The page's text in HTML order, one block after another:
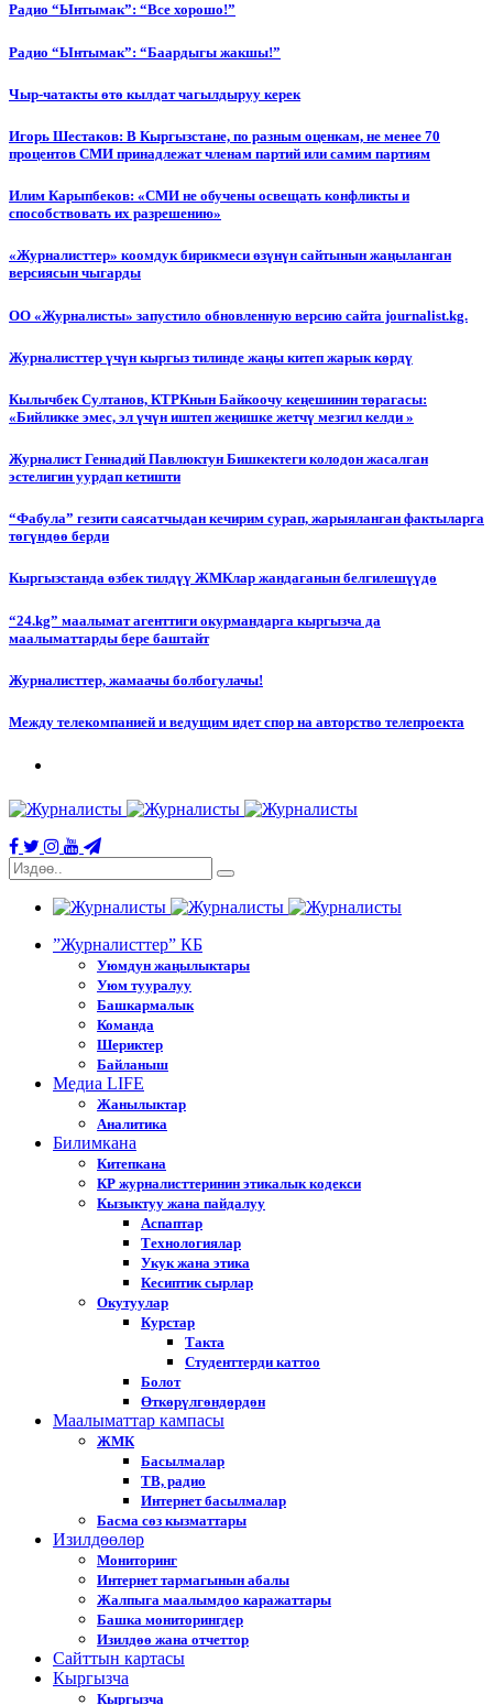
Радио “Ынтымак”: “Все хорошо!”
Радио “Ынтымак”: “Баардыгы жакшы!”
Чыр-чатакты өтө кылдат чагылдыруу керек
Игорь Шестаков: В Кыргызстане, по разным оценкам, не менее 70
процентов СМИ принадлежат членам партий или самим партиям
Илим Карыпбеков: «СМИ не обучены освещать конфликты и
способствовать их разрешению»
«Журналисттер» коомдук бирикмеси өзүнүн сайтынын жаңыланган
версиясын чыгарды
ОО «Журналисты» запустило обновленную версию сайта journalist.kg.
Журналисттер үчүн кыргыз тилинде жаңы китеп жарык көрдү
Кылычбек Султанов, КТРКнын Байкоочу кеңешинин төрагасы:
«Бийликке эмес, эл үчүн иштеп жеңишке жетчү мезгил келди »
Журналист Геннадий Павлюктун Бишкектеги колодон жасалган
эстелигин уурдап кетишти
“Фабула” гезити саясатчыдан кечирим сурап, жарыяланган фактыларга
төгүндөө берди
Кыргызстанда өзбек тилдүү ЖМКлар жандаганын белгилешүүдө
“24.kg” маалымат агенттиги окурмандарга кыргызча да
маалыматтарды бере баштайт
Журналисттер, жамаачы болбогулачы!
Между телекомпанией и ведущим идет спор на авторство телепроекта
”Журналисттер” КБ
Уюмдун жаңылыктары
Уюм тууралуу
Башкармалык
Команда
Шериктер
Байланыш
Медиа LIFE
Жанылыктар
Аналитика
Билимкана
Китепкана
КР журналисттеринин этикалык кодекси
Кызыктуу жана пайдалуу
Аспаптар
Технологиялар
Укук жана этика
Кесиптик сырлар
Окутуулар
Курстар
Такта
Студенттерди каттоо
Болот
Өткөрүлгөндөрдөн
Маалыматтар кампасы
ЖМК
Басылмалар
ТВ, радио
Интернет басылмалар
Басма сөз кызматтары
Изилдөөлөр
Мониторинг
Интернет тармагынын абалы
Жалпыга маалымдоо каражаттары
Башка мониторингдер
Изилдөө жана отчеттор
Cайттын картасы
Кыргызча
Кыргызча